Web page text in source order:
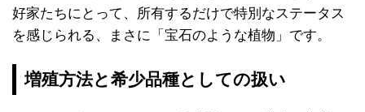
好家たちにとって、所有するだけで特別なステータス
を感じられる、まさに「宝石のような植物」です。
増殖方法と希少品種としての扱い